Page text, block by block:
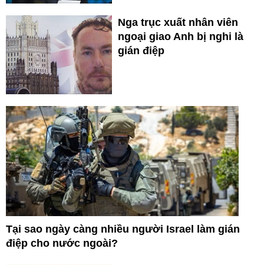
Nga trục xuất nhân viên
ngoại giao Anh bị nghi là
gián điệp
Tại sao ngày càng nhiều người Israel làm gián
điệp cho nước ngoài?